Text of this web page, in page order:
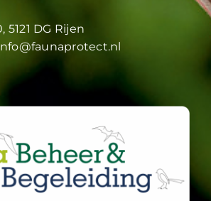
5121 DG Rijen